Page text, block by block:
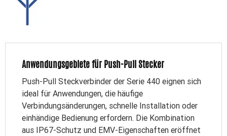
Anwendungsgebiete für Push-Pull Stecker
Push-Pull Steckverbinder der Serie 440 eignen sich
ideal für Anwendungen, die häufige
Verbindungsänderungen, schnelle Installation oder
einhändige Bedienung erfordern. Die Kombination
aus IP67-Schutz und EMV-Eigenschaften eröffnet